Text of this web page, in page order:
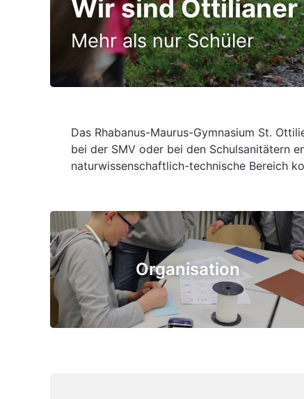
Wir sind Ottilianer
Mehr als nur Schüler
Das Rhabanus-Maurus-Gymnasium St.
bei der SMV oder bei den Schulsanitätern
naturwissenschaftlich-technische Bereich
Organisation